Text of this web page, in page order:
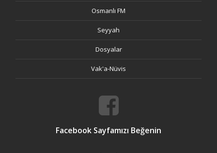
Osmanlı FM
Seyyah
Dosyalar
Vak'a-Nüvis
Facebook Sayfamızı Beğenin